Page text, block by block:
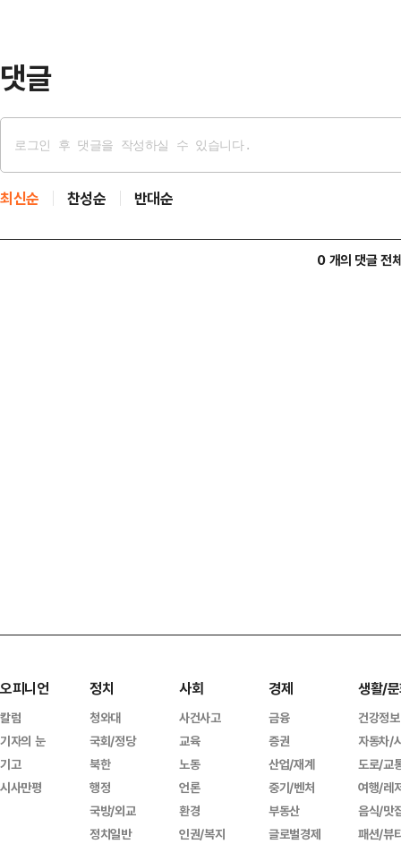
댓글
최신순 찬성순 반대순
0 개의 댓글 전
오피니언
칼럼
기자의 눈
기고
시사만평
정치
청와대
국회/정당
북한
행정
국방/외교
정치일반
사회
사건사고
교육
노동
언론
환경
인권/복지
경제
금융
증권
산업/재계
중기/벤처
부동산
글로벌경제
생활/
건강정보
자동차/
도로/교
여행/레
음식/맛
패션/뷰